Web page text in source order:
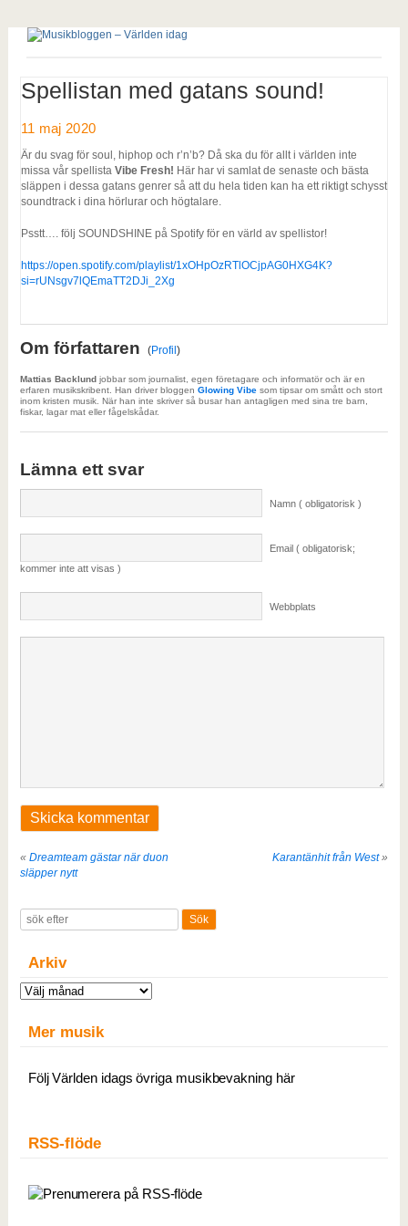
Spellistan med gatans sound!
11 maj 2020
Är du svag för soul, hiphop och r’n’b? Då ska du för allt i världen inte
missa vår spellista Vibe Fresh! Här har vi samlat de senaste och bästa
släppen i dessa gatans genrer så att du hela tiden kan ha ett riktigt schysst
soundtrack i dina hörlurar och högtalare.
Psstt…. följ SOUNDSHINE på Spotify för en värld av spellistor!
https://open.spotify.com/playlist/1xOHpOzRTlOCjpAG0HXG4K?
si=rUNsgv7lQEmaTT2DJi_2Xg
Om författaren (Profil )
Mattias Backlundjobbar som journalist, egen företagare och informatör och är en
erfaren musikskribent. Han driver bloggen Glowing Vibesom tipsar om smått och stort
inom kristen musik. När han inte skriver så busar han antagligen med sina tre barn,
fiskar, lagar mat eller fågelskådar.
Lämna ett svar
Namn ( obligatorisk )
Email ( obligatorisk;
kommer inte att visas )
Webbplats
« Dreamteam gästar när duon
släpper nytt
Karantänhit från West»
Arkiv
Arkiv
Mer musik
Följ Världen idags övriga musikbevakning här
RSS-flöde